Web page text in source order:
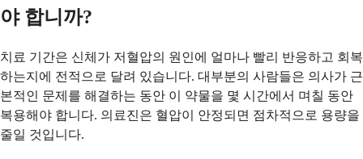
야 합니까?
치료 기간은 신체가 저혈압의 원인에 얼마나 빨리 반응하고 회복
하는지에 전적으로 달려 있습니다. 대부분의 사람들은 의사가 근
본적인 문제를 해결하는 동안 이 약물을 몇 시간에서 며칠 동안
복용해야 합니다. 의료진은 혈압이 안정되면 점차적으로 용량을
줄일 것입니다.